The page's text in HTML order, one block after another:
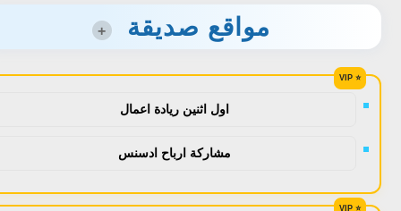
مواقع صديقة +
اول اثنين ريادة اعمال
مشاركة ارباح ادسنس